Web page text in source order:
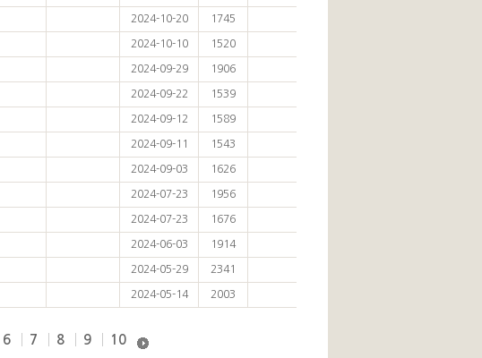
2024-10-20 1745
2024-10-10 1520
2024-09-29 1906
2024-09-22 1539
2024-09-12 1589
2024-09-11 1543
2024-09-03 1626
2024-07-23 1956
2024-07-23 1676
2024-06-03 1914
2024-05-29 2341
2024-05-14 2003
6 7 8 9 10